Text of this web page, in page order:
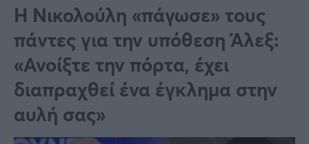
Πολιτική
Τράπεζες
Επιδοτήσεις
ΕΣΠΑ
Κόσμος
Lifestyle
Αθλητικά
Η Νικολούλη «πάγωσε» τους
πάντες για την υπόθεση Άλεξ:
«Ανοίξτε την πόρτα, έχει
διαπραχθεί ένα έγκλημα στην
αυλή σας»